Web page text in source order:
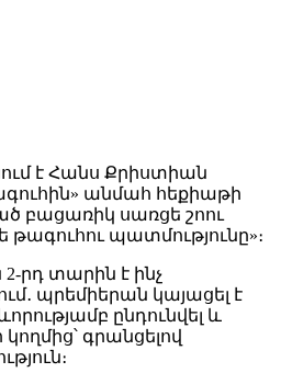
է Հանս Քրիստիան
անմահ հեքիաթի
բացառիկ սառցե շոու
թագուհու պատմությունը»։
րդ տարին է ինչ
պրեմիերան կայացել է
ընդունվել և
գրանցելով